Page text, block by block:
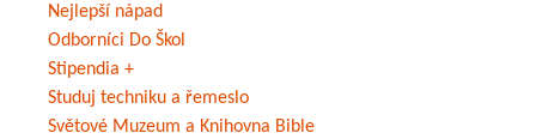
Nejlepší nápad
Odborníci Do Škol
Stipendia +
Studuj techniku a řemeslo
Světové Muzeum a Knihovna Bible